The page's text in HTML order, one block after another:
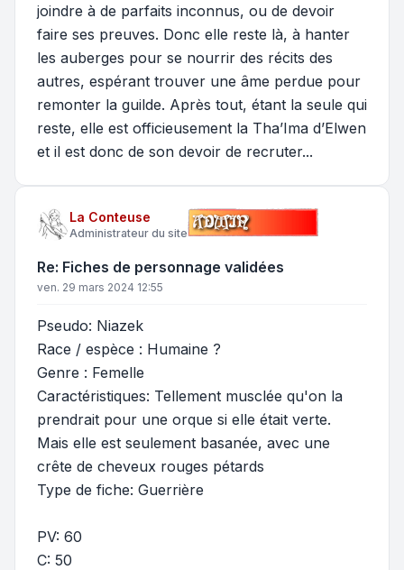
joindre à de parfaits inconnus, ou de devoir
faire ses preuves. Donc elle reste là, à hanter
les auberges pour se nourrir des récits des
autres, espérant trouver une âme perdue pour
remonter la guilde. Après tout, étant la seule qui
reste, elle est officieusement la Tha’Ima d’Elwen
et il est donc de son devoir de recruter...
La Conteuse
Administrateur du site
Re: Fiches de personnage validées
ven. 29 mars 2024 12:55
Pseudo: Niazek
Race / espèce : Humaine ?
Genre : Femelle
Caractéristiques: Tellement musclée qu'on la
prendrait pour une orque si elle était verte.
Mais elle est seulement basanée, avec une
crête de cheveux rouges pétards
Type de fiche: Guerrière
PV: 60
C: 50